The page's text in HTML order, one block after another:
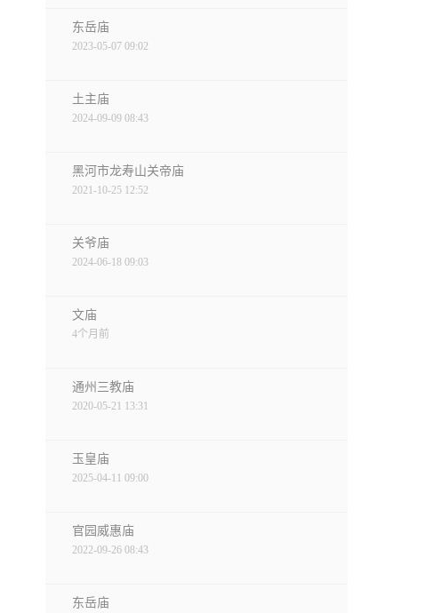
东岳庙
2023-05-07 09:02
土主庙
2024-09-09 08:43
黑河市龙寿山关帝庙
2021-10-25 12:52
关爷庙
2024-06-18 09:03
文庙
4个月前
通州三教庙
2020-05-21 13:31
玉皇庙
2025-04-11 09:00
官园威惠庙
2022-09-26 08:43
东岳庙